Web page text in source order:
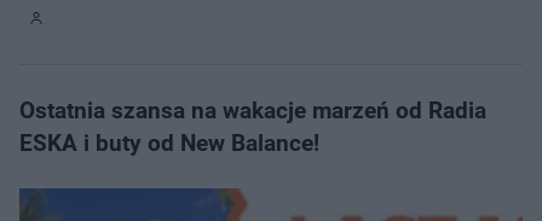
Ostatnia szansa na wakacje marzeń od Radia
ESKA i buty od New Balance!